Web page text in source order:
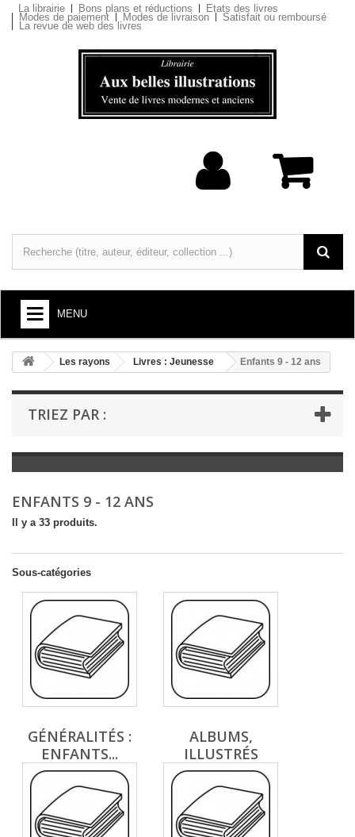
La librairie Bons plans et réductions Etats des livres
Modes de paiement Modes de livraison Satisfait ou remboursé
La revue de web des livres
MENU
+
LIVRES : ARTS ET SOCIÉTÉ
+
+
LIVRES : JEUNESSE
+
LIVRES : SCOLAIRE ET DICTIONNAIRE
Les rayons Livres : Jeunesse Enfants 9 - 12 ans
TRIEZ PAR :
ENFANTS 9 - 12 ANS
Il y a 33 produits.
Sous-catégories
GÉNÉRALITÉS :
ENFANTS...
ALBUMS,
ILLUSTRÉS